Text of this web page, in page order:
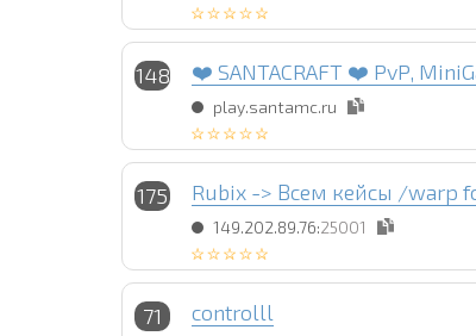
148 ❤️ SANTACRAFT ❤️ PvP,
play.santamc.ru
175 Rubix -> Всем кейсы /warp
149.202.89.76:25001
71 controlll